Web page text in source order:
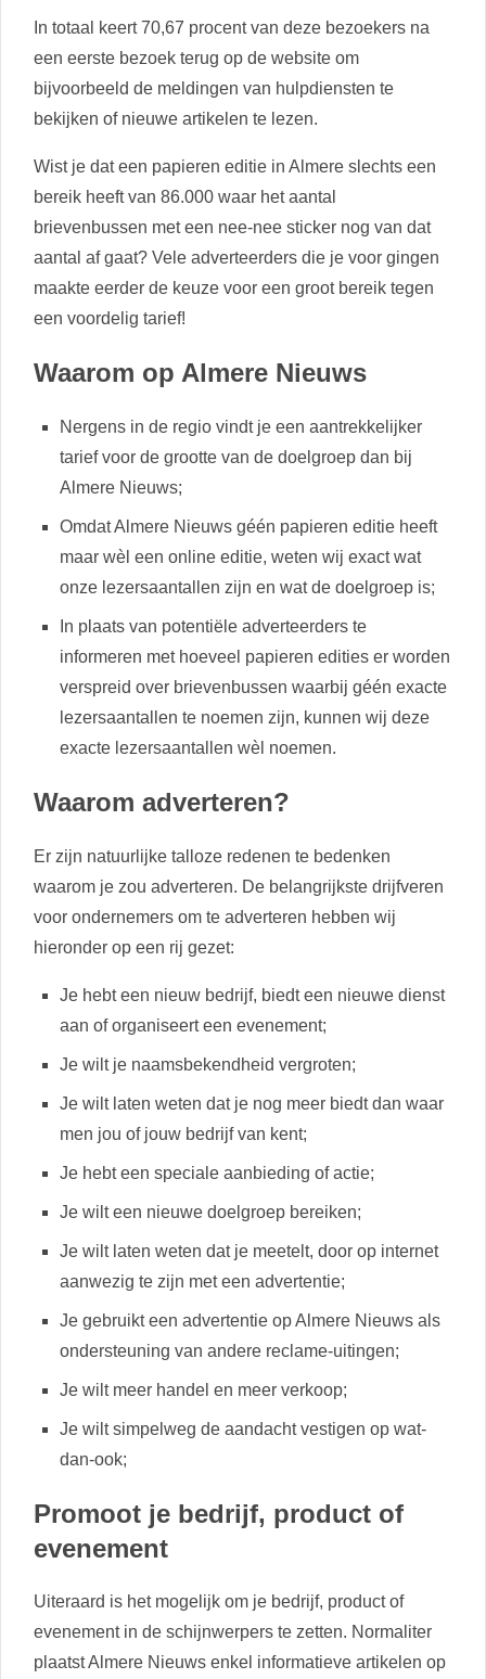
In totaal keert 70,67 procent van deze bezoekers na
een eerste bezoek terug op de website om
bijvoorbeeld de meldingen van hulpdiensten te
bekijken of nieuwe artikelen te lezen.
Wist je dat een papieren editie in Almere slechts een
bereik heeft van 86.000 waar het aantal
brievenbussen met een nee-nee sticker nog van dat
aantal af gaat? Vele adverteerders die je voor gingen
maakte eerder de keuze voor een groot bereik tegen
een voordelig tarief!
Waarom op Almere Nieuws
Nergens in de regio vindt je een aantrekkelijker
tarief voor de grootte van de doelgroep dan bij
Almere Nieuws;
Omdat Almere Nieuws géén papieren editie heeft
maar wèl een online editie, weten wij exact wat
onze lezersaantallen zijn en wat de doelgroep is;
In plaats van potentiële adverteerders te
informeren met hoeveel papieren edities er worden
verspreid over brievenbussen waarbij géén exacte
lezersaantallen te noemen zijn, kunnen wij deze
exacte lezersaantallen wèl noemen.
Waarom adverteren?
Er zijn natuurlijke talloze redenen te bedenken
waarom je zou adverteren. De belangrijkste drijfveren
voor ondernemers om te adverteren hebben wij
hieronder op een rij gezet:
Je hebt een nieuw bedrijf, biedt een nieuwe dienst
aan of organiseert een evenement;
Je wilt je naamsbekendheid vergroten;
Je wilt laten weten dat je nog meer biedt dan waar
men jou of jouw bedrijf van kent;
Je hebt een speciale aanbieding of actie;
Je wilt een nieuwe doelgroep bereiken;
Je wilt laten weten dat je meetelt, door op internet
aanwezig te zijn met een advertentie;
Je gebruikt een advertentie op Almere Nieuws als
ondersteuning van andere reclame-uitingen;
Je wilt meer handel en meer verkoop;
Je wilt simpelweg de aandacht vestigen op wat-
dan-ook;
Promoot je bedrijf, product of
evenement
Uiteraard is het mogelijk om je bedrijf, product of
evenement in de schijnwerpers te zetten. Normaliter
plaatst Almere Nieuws enkel informatieve artikelen op